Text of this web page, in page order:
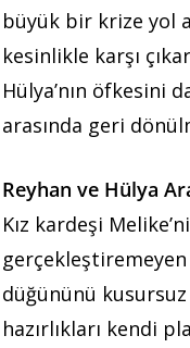
büyük bir krize yol
kesinlikle karşı
Hülya’nın öfkesini
arasında geri
Reyhan ve Hülya
Kız kardeşi
gerçekleştiremeyen
düğününü
hazırlıkları kendi